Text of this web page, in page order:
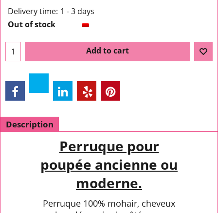
Delivery time: 1 - 3 days
Out of stock
Add to cart
Description
Perruque pour
poupée ancienne ou
moderne.
Perruque 100% mohair, cheveux